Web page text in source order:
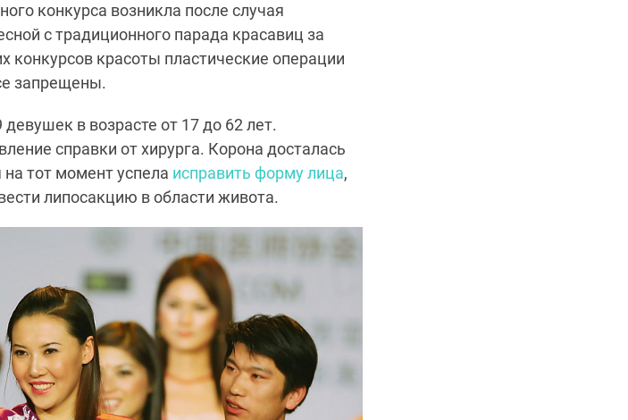
конкурса возникла после случая
с традиционного парада красавиц за
красоты пластические операции
запрещены.
в возрасте от 17 до 62 лет.
справки от хирурга. Корона досталась
тот момент успела исправить форму лица,
липосакцию в области живота.